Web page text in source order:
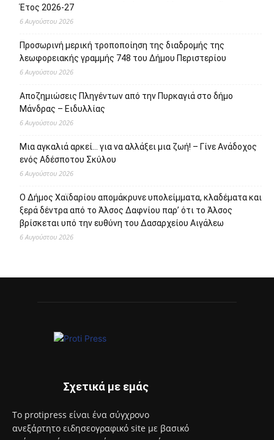
Έτος 2026-27
6 Αυγούστου 2026
Προσωρινή μερική τροποποίηση της διαδρομής της
λεωφορειακής γραμμής 748 του Δήμου Περιστερίου
6 Αυγούστου 2026
Αποζημιώσεις Πληγέντων από την Πυρκαγιά στο δήμο
Μάνδρας – Ειδυλλίας
6 Αυγούστου 2026
Μια αγκαλιά αρκεί… για να αλλάξει μια ζωή! – Γίνε Ανάδοχος
ενός Αδέσποτου Σκύλου
6 Αυγούστου 2026
Ο Δήμος Χαϊδαρίου απομάκρυνε υπολείμματα, κλαδέματα και
ξερά δέντρα από το Άλσος Δαφνίου παρ’ ότι το Άλσος
βρίσκεται υπό την ευθύνη του Δασαρχείου Αιγάλεω
6 Αυγούστου 2026
Σχετικά με εμάς
Το protipress είναι ένα σύγχρονο
ανεξάρτητο ειδησεογραφικό site με βασικό